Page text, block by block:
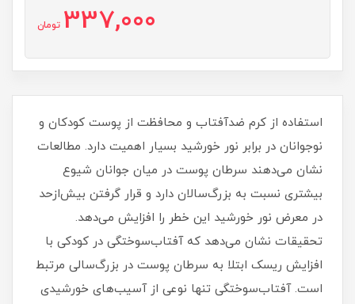
337,000 تومان
استفاده از کرم ضدآفتاب و محافظت از پوست کودکان و
نوجوانان در برابر نور خورشید بسیار اهمیت دارد. مطالعات
نشان می‌دهند سرطان پوست در میان جوانان شیوع
بیشتری نسبت به بزرگ‌سالان دارد و قرار گرفتن بیش‌ازحد
در معرض نور خورشید این خطر را افزایش می‌دهد.
تحقیقات نشان می‌دهد که آفتاب‌سوختگی در کودکی با
افزایش ریسک ابتلا به سرطان پوست در بزرگ‌سالی مرتبط
است. آفتاب‌سوختگی تنها نوعی از آسیب‌های خورشیدی